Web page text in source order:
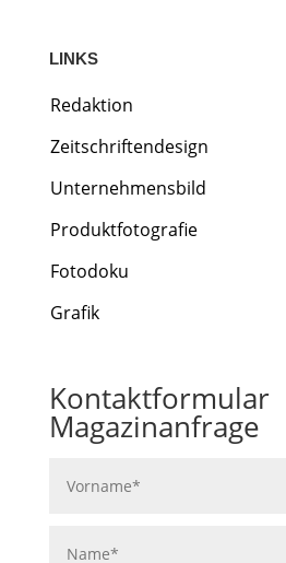
LINKS
Redaktion
Zeitschriftendesign
Unternehmensbild
Produktfotografie
Fotodoku
Grafik
Kontaktformular
Magazinanfrage